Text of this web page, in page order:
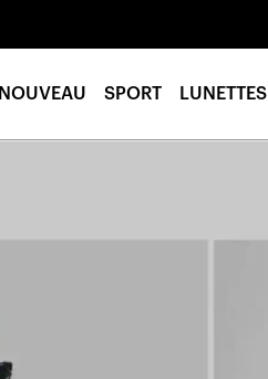
NOUVEAU SPORT LUNETTES